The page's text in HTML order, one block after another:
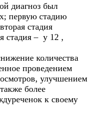
диагноз был
первую стадию
стадия
стадия – у 12 ,
количества
проведением
улучшением
более
к своему